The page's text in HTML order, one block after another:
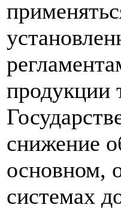
продукции
снижение
основном,
системах